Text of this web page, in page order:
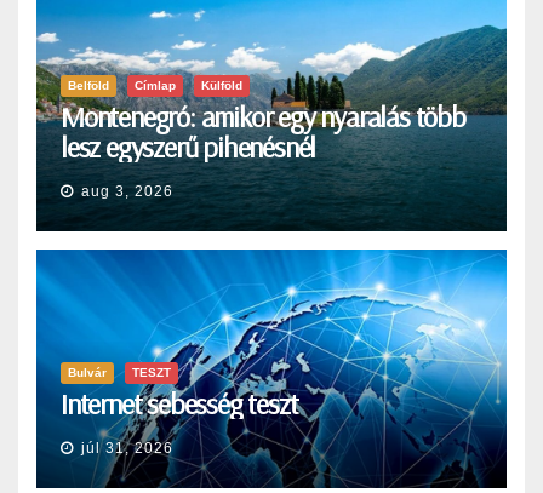
Belföld Címlap Külföld
Montenegró: amikor egy nyaralás több
lesz egyszerű pihenésnél
aug 3, 2026
Bulvár TESZT
Internet sebesség teszt
júl 31, 2026